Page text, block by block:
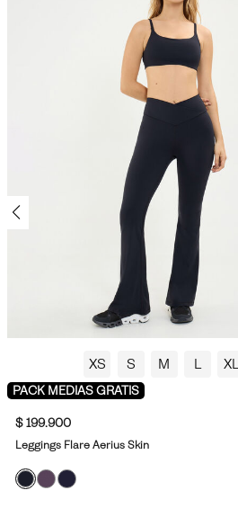
XS S M L XL
PACK MEDIAS GRATIS
$ 199.900
Leggings Flare Aerius Skin